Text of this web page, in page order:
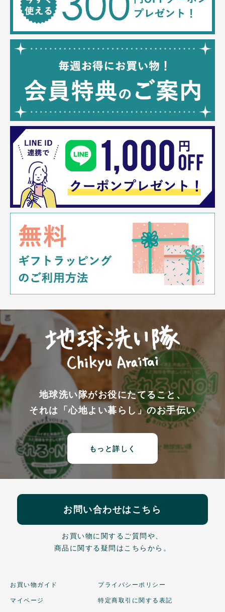
地球洗い隊がお役にたてること、
それは「心地よい暮らし」のお手伝い
もっと詳しく
お問い合わせはこちら
お買い物に関するご質問や、
商品に関する疑問はこちらから。
お買い物ガイド
マイページ
プライバシーポリシー
特定商取引に関する表記